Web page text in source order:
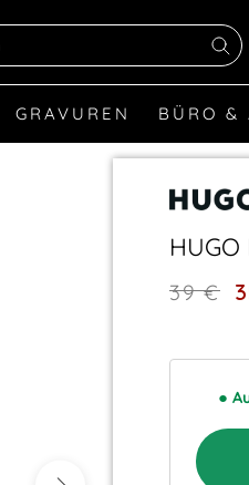
GRAVUREN BÜRO &
39 €
●